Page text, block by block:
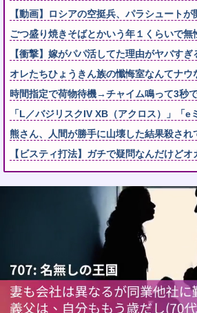
【動画】ロシアの空挺兵、パラシュートが
ごつ盛り焼きそばとかいう年１くらいで
【衝撃】嫁がパパ活してた理由がヤバす
オレたちひょうきん族の懺悔室なんてナウ
時間指定で荷物待機→チャイム鳴って3秒
「L／バジリスクIV XB（アクロス）」「
熊さん、人間が勝手に山壊した結果殺さ
【ビスティ打法】ガチで疑問なんだけど